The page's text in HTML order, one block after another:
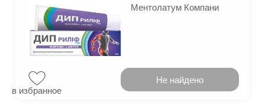
Ментолатум Компани
в избранное
Не найдено